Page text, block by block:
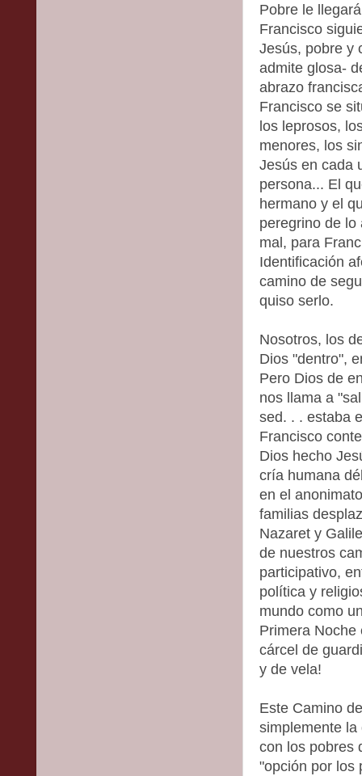
Pobre le
Francisco
Jesús, pobre y
admite glosa-
abrazo
Francisco se
los leprosos,
menores, los
Jesús en cada
persona... El
hermano y el
peregrino de lo
mal, para
Identificación
camino de
quiso serlo.
Nosotros, los
Dios "dentro",
Pero Dios de
nos llama a
sed. . . estaba
Francisco
Dios hecho
cría humana
en el
familias
Nazaret y
de nuestros
participativo,
política y
mundo como
Primera Noche
cárcel de
y de vela!
Este Camino
simplemente la
con los pobres
"opción por los